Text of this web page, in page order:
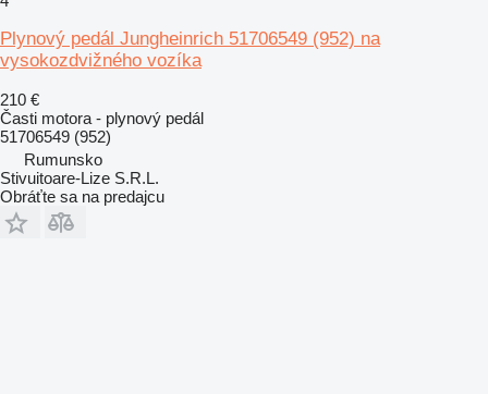
Plynový pedál Jungheinrich 51706549 (952) na
vysokozdvižného vozíka
210 €
Časti motora - plynový pedál
51706549 (952)
Rumunsko
Stivuitoare-Lize S.R.L.
Obráťte sa na predajcu